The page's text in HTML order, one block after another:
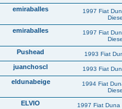
emiraballes
1997 Fiat
emiraballes
1997 Fiat
Pushead 1993 Fiat
juanchoscl 1993 Fiat
eldunabeige
1994 Fiat
ELVIO 1997 Fiat Duna